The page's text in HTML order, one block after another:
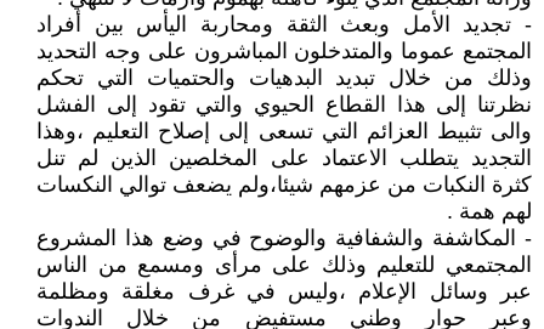
- تجديد الأمل وبعث الثقة ومحاربة اليأس بين أفراد
المجتمع عموما والمتدخلون المباشرون على وجه التحديد
وذلك من خلال تبديد البدهيات والحتميات التي تحكم
نظرتنا إلى هذا القطاع الحيوي والتي تقود إلى الفشل
والى تثبيط العزائم التي تسعى إلى إصلاح التعليم ،وهذا
التجديد يتطلب الاعتماد على المخلصين الذين لم تنل
كثرة النكبات من عزمهم شيئا،ولم يضعف توالي النكسات
لهم همة .
- المكاشفة والشفافية والوضوح في وضع هذا المشروع
المجتمعي للتعليم وذلك على مرأى ومسمع من الناس
عبر وسائل الإعلام ،وليس في غرف مغلقة ومظلمة
وعبر حوار وطني مستفيض من خلال الندوات